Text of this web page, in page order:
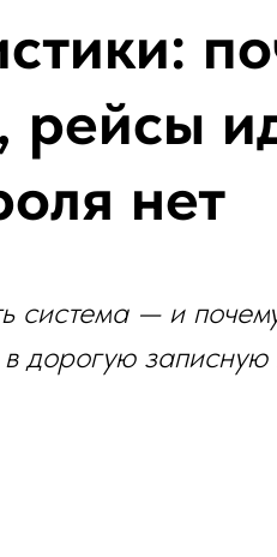
рейсы
нет
система — и
дорогую записную